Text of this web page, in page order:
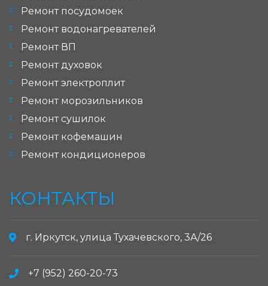
Ремонт посудомоек
Ремонт водонагревателей
Ремонт ВП
Ремонт духовок
Ремонт электроплит
Ремонт морозильников
Ремонт сушилок
Ремонт кофемашин
Ремонт кондиционеров
КОНТАКТЫ
г. Иркутск, улица Тухачевского, 3А/26
+7 (952) 260-20-73